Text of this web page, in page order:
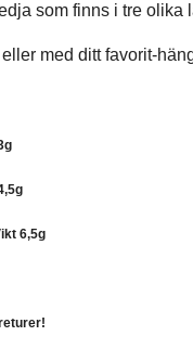
som finns i tre
med ditt favorit-
6,5g